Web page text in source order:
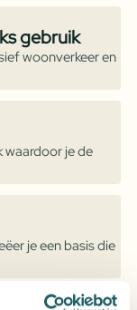
gebruik
woonverkeer en
waardoor je de
je een basis die